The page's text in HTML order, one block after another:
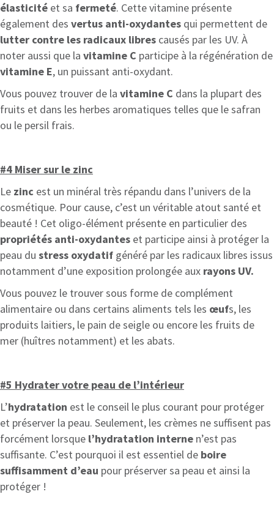
élasticité et sa fermeté. Cette vitamine présente
également des vertus anti-oxydantes qui permettent de
lutter contre les radicaux libres causés par les UV. À
noter aussi que la vitamine C participe à la régénération de
vitamine E, un puissant anti-oxydant.
Vous pouvez trouver de la vitamine C dans la plupart des
fruits et dans les herbes aromatiques telles que le safran
ou le persil frais.
#4 Miser sur le zinc
Le zinc est un minéral très répandu dans l’univers de la
cosmétique. Pour cause, c’est un véritable atout santé et
beauté ! Cet oligo-élément présente en particulier des
propriétés anti-oxydantes et participe ainsi à protéger la
peau du stress oxydatif généré par les radicaux libres issus
notamment d’une exposition prolongée aux rayons UV.
Vous pouvez le trouver sous forme de complément
alimentaire ou dans certains aliments tels les œufs, les
produits laitiers, le pain de seigle ou encore les fruits de
mer (huîtres notamment) et les abats.
#5 Hydrater votre peau de l’intérieur
L’hydratation est le conseil le plus courant pour protéger
et préserver la peau. Seulement, les crèmes ne suffisent pas
forcément lorsque l’hydratation interne n’est pas
suffisante. C’est pourquoi il est essentiel de boire
suffisamment d’eau pour préserver sa peau et ainsi la
protéger !